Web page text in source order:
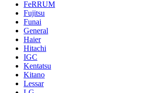
FeRRUM
Fujitsu
Funai
General
Haier
Hitachi
IGC
Kentatsu
Kitano
Lessar